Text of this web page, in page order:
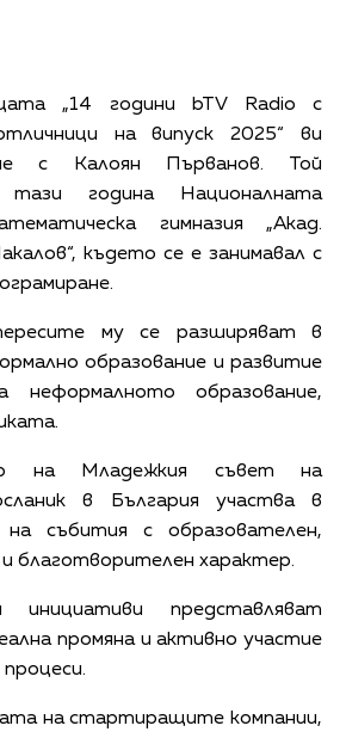
„14 години bTV Radio с
на випуск 2025“ ви
с Калоян Първанов. Той
тази година Националната
гимназия „Акад.
където се е занимавал с
му се разширяват в
образование и развитие
образование,
на Младежкия съвет на
в България участва в
на събития с образователен,
и благотворителен характер.
представляват
промяна и активно участие
на стартиращите компании,